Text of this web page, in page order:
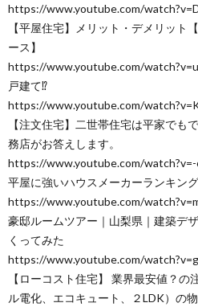
https://www.youtube.com/
【平屋住宅】メリット・デメリット
ース】
https://www.youtube.com/
戸建て⁉︎
https://www.youtube.com/
【注文住宅】二世帯住宅は平家でも
務店がお答えします。
https://www.youtube.com/
平屋に強いハウスメーカーランキン
https://www.youtube.com/
豪邸ルームツアー｜山梨県｜建築デ
くってみた
https://www.youtube.com/
【ローコスト住宅】 業界最安値？
ル電化、エコキュート、２LDK）の